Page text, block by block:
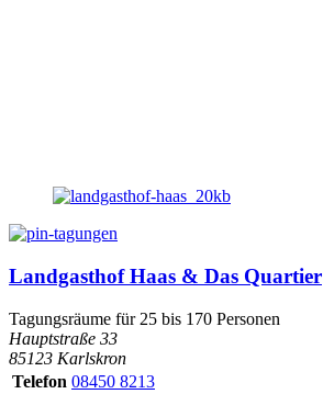
Landgasthof Haas & Das Quartier
Tagungsräume für 25 bis 170 Personen
Hauptstraße 33
85123 Karlskron
Telefon 08450 8213